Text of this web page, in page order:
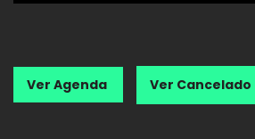
Ver Agenda Ver Cancelado